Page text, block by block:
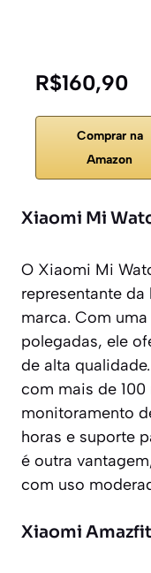
R$160,90
Comprar na
Amazon
Xiaomi Mi
O Xiaomi Mi
representante da
marca. Com uma
polegadas, ele
de alta
com mais de
monitoramento
horas e suporte
é outra
com uso
Xiaomi Amazfit